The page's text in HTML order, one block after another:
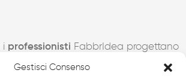
Gestisci Consenso
i professionisti FabbrIdea progettano
in ferro battuto e acciaio inox,